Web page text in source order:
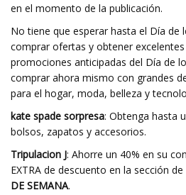
en el momento de la publicación.
No tiene que esperar hasta el Día de
comprar ofertas y obtener
promociones anticipadas del Día de
comprar ahora mismo con grandes
para el hogar, moda, belleza y
kate spade sorpresa: Obtenga hasta
bolsos, zapatos y accesorios.
Tripulacion J: Ahorre un 40% en su
EXTRA de descuento en la sección
DE SEMANA.